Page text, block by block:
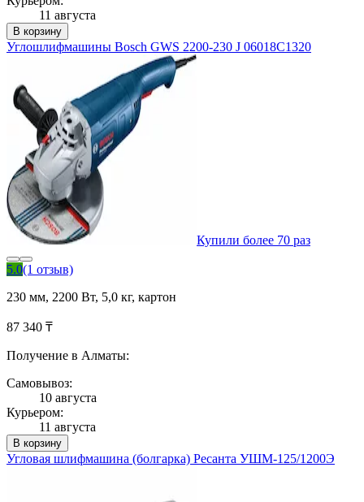
11 августа
В корзину
Углошлифмашины Bosch GWS 2200-230 J 06018C1320
Купили более 70 раз
5.0(1 отзыв)
230 мм, 2200 Вт, 5,0 кг, картон
87 340 ₸
Получение в Алматы:
Самовывоз:
10 августа
Курьером:
11 августа
В корзину
Угловая шлифмашина (болгарка) Ресанта УШМ-125/1200Э